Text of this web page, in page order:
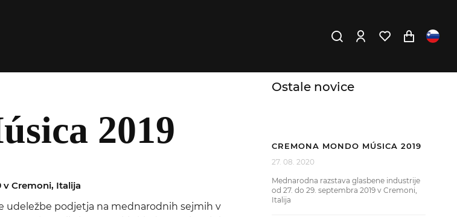
2019
v Cremoni, Italija
udeležbe podjetja na mednarodnih sejmih v
Ostale novice
CREMONA MONDO MÚSICA 2019
27. 08. 2020
Mednarodna razstava glasbene industrije
od 27. do 29. septembra 2019 v Cremoni,
Italija